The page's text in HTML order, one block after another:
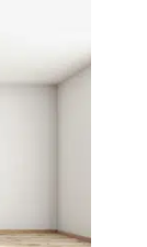
: ».